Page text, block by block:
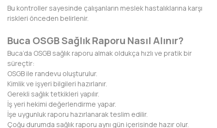
ERZİNCAN
ERZURUM
ESKİŞEHİR
GAZİANTEP
GİRESUN
GÜMÜŞHANE
Bu kontroller sayesinde çalışanların meslek hastalıklarına karşı
riskleri önceden belirlenir.
Buca OSGB Sağlık Raporu Nasıl Alınır?
Buca’da OSGB sağlık raporu almak oldukça hızlı ve pratik bir
süreçtir:
OSGB ile randevu oluşturulur.
Kimlik ve işyeri bilgileri hazırlanır.
Gerekli sağlık tetkikleri yapılır.
İş yeri hekimi değerlendirme yapar.
İşe uygunluk raporu hazırlanarak teslim edilir.
Çoğu durumda sağlık raporu aynı gün içerisinde hazır olur.